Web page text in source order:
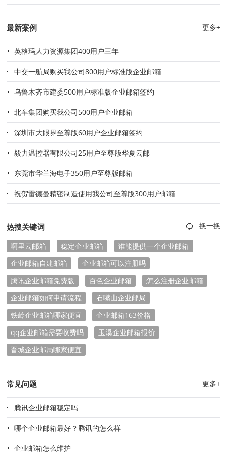
最新案例 更多+
英格玛人力资源集团400用户三年
中交一航局购买我公司800用户标准版企业邮箱
乌鲁木齐市建委500用户标准版企业邮箱签约
北车集团购买我公司500用户企业邮箱
深圳市大眼界至尊版60用户企业邮箱签约
毅力温控器有限公司25用户至尊版华夏云邮
东莞市华兰海电子350用户至尊版邮箱
祝贺雷德曼精密制造使用我公司至尊版300用户邮箱
热搜关键词
啊里云邮箱 稳定企业邮箱
谁能提供一个企业邮箱
企业邮箱自建邮箱
企业邮箱可以注册吗
腾讯企业邮箱免费版
百色企业邮箱
怎么注册企业邮箱
企业邮箱如何申请流程
石嘴山企业邮局
铁岭企业邮箱哪家便宜
企业邮箱163价格
qq企业邮箱需要收费吗
玉溪企业邮箱报价
晋城企业邮局哪家便宜
常见问题 更多+
腾讯企业邮箱稳定吗
哪个企业邮箱最好？腾讯的怎么样
企业邮箱怎么维护